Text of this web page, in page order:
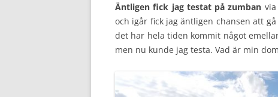
Äntligen fick jag testat på zumban
och igår fick jag äntligen chansen att
det har hela tiden kommit något
men nu kunde jag testa. Vad är min